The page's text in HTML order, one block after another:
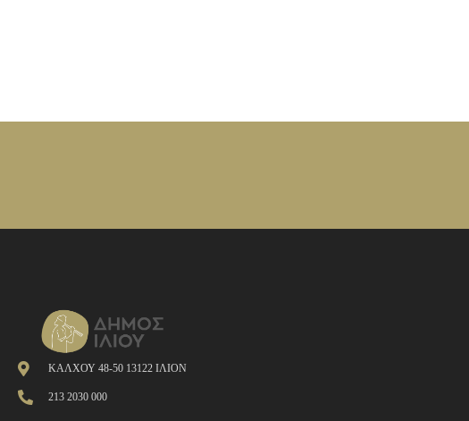
ΚΑΛΧΟΥ 48-50 13122 ΙΛΙΟΝ
213 2030 000